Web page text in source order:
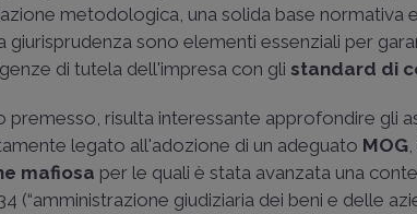
metodologica, una solida base normativa
giurisprudenza sono elementi essenziali per
di tutela dell'impresa con gli standard di
premesso, risulta interessante approfondire gli
legato all'adozione di un adeguato MOG
mafiosa per le quali è stata avanzata una
(“amministrazione giudiziaria dei beni e delle